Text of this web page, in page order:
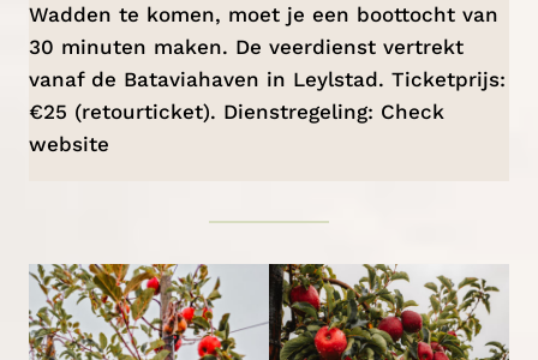
Wadden te komen, moet je een boottocht van
30 minuten maken. De veerdienst vertrekt
vanaf de Bataviahaven in Leylstad. Ticketprijs:
€25 (retourticket). Dienstregeling: Check
website